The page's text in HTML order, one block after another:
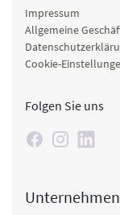
Impressum
Allgemeine
Cookie-
Folgen Sie uns
Unternehmen